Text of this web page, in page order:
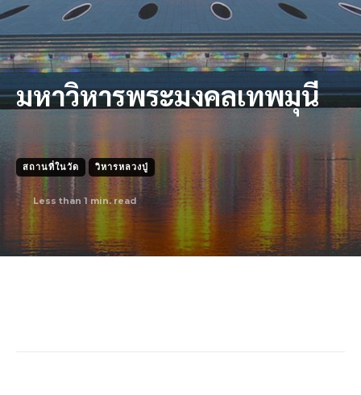
มหาวิหารพระมงคลเทพมุนี
สถานที่ในวัด วิหารหลวงปู่
Less than 1 min. read